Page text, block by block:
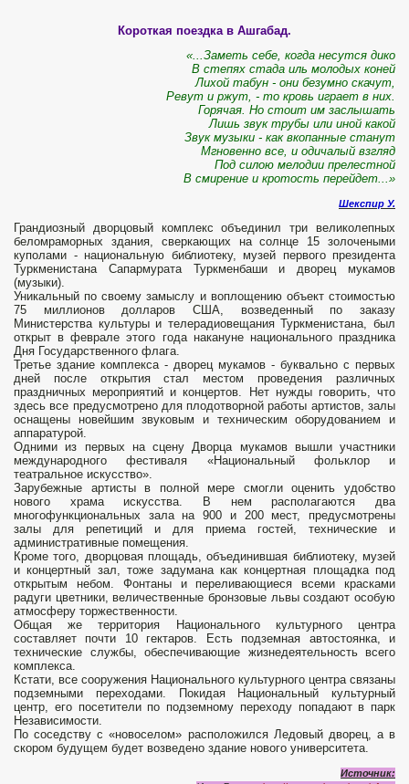
Короткая поездка в Ашгабад.
«...Заметь себе, когда несутся дико
В степях стада иль молодых коней
Лихой табун - они безумно скачут,
Ревут и ржут, - то кровь играет в них.
Горячая. Но стоит им заслышать
Лишь звук трубы или иной какой
Звук музыки - как вкопанные станут
Мгновенно все, и одичалый взгляд
Под силою мелодии прелестной
В смирение и кротость перейдет...»
Шекспир У.
Грандиозный дворцовый комплекс объединил три великолепных
беломраморных здания, сверкающих на солнце 15 золочеными
куполами - национальную библиотеку, музей первого президента
Туркменистана Сапармурата Туркменбаши и дворец мукамов
(музыки).
Уникальный по своему замыслу и воплощению объект стоимостью
75 миллионов долларов США, возведенный по заказу
Министерства культуры и телерадиовещания Туркменистана, был
открыт в феврале этого года накануне национального праздника
Дня Государственного флага.
Третье здание комплекса - дворец мукамов - буквально с первых
дней после открытия стал местом проведения различных
праздничных мероприятий и концертов. Нет нужды говорить, что
здесь все предусмотрено для плодотворной работы артистов, залы
оснащены новейшим звуковым и техническим оборудованием и
аппаратурой.
Одними из первых на сцену Дворца мукамов вышли участники
международного фестиваля «Национальный фольклор и
театральное искусство».
Зарубежные артисты в полной мере смогли оценить удобство
нового храма искусства. В нем располагаются два
многофункциональных зала на 900 и 200 мест, предусмотрены
залы для репетиций и для приема гостей, технические и
административные помещения.
Кроме того, дворцовая площадь, объединившая библиотеку, музей
и концертный зал, тоже задумана как концертная площадка под
открытым небом. Фонтаны и переливающиеся всеми красками
радуги цветники, величественные бронзовые львы создают особую
атмосферу торжественности.
Общая же территория Национального культурного центра
составляет почти 10 гектаров. Есть подземная автостоянка, и
технические службы, обеспечивающие жизнедеятельность всего
комплекса.
Кстати, все сооружения Национального культурного центра связаны
подземными переходами. Покидая Национальный культурный
центр, его посетители по подземному переходу попадают в парк
Независимости.
По соседству с «новоселом» расположился Ледовый дворец, а в
скором будущем будет возведено здание нового университета.
Источник: